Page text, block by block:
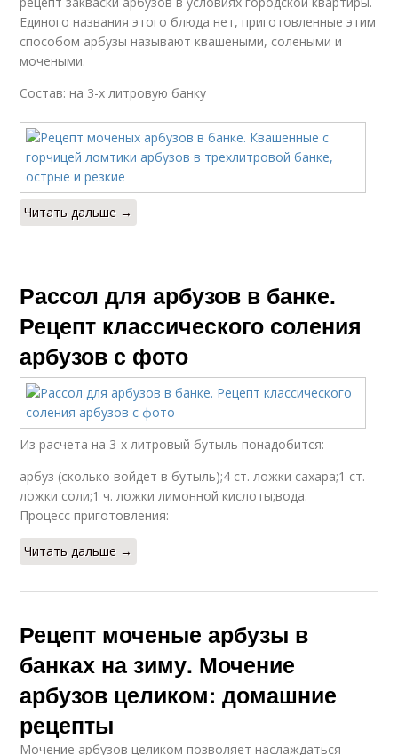
Единого названия этого блюда нет, приготовленные этим
способом арбузы называют квашеными, солеными и
мочеными.
Состав: на 3-х литровую банку
Читать дальше →
Рассол для арбузов в банке.
Рецепт классического соления
арбузов с фото
Из расчета на 3-х литровый бутыль понадобится:
арбуз (сколько войдет в бутыль);4 ст. ложки сахара;1 ст.
ложки соли;1 ч. ложки лимонной кислоты;вода.
Процесс приготовления:
Читать дальше →
Рецепт моченые арбузы в
банках на зиму. Мочение
арбузов целиком: домашние
рецепты
Мочение арбузов целиком позволяет наслаждаться